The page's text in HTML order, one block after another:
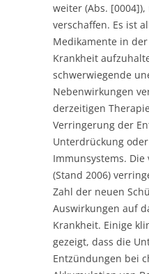
weiter (Abs.
verschaffen. Es ist
Medikamente in
Krankheit
schwerwiegende
Nebenwirkungen
derzeitigen
Verringerung der
Unterdrückung
Immunsystems.
(Stand 2006)
Zahl der neuen
Auswirkungen auf
Krankheit. Einige
gezeigt, dass die
Entzündungen bei